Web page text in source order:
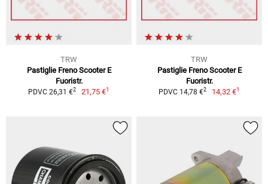
TRW
Pastiglie Freno Scooter E
Fuoristr.
PDVC 26,31 €2 21,75 €1
TRW
Pastiglie Freno Scooter E
Fuoristr.
PDVC 14,78 €2 14,32 €1